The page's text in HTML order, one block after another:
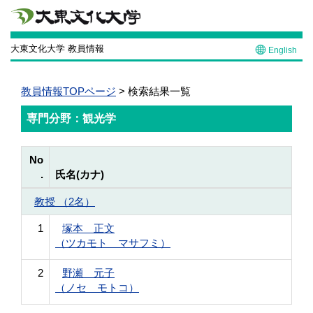
大東文化大学 教員情報 English
教員情報TOPページ > 検索結果一覧
専門分野：観光学
No
.
氏名(カナ)
教授 （2名）
1
塚本 正文
（ツカモト マサフミ）
2
野瀬 元子
（ノセ モトコ）